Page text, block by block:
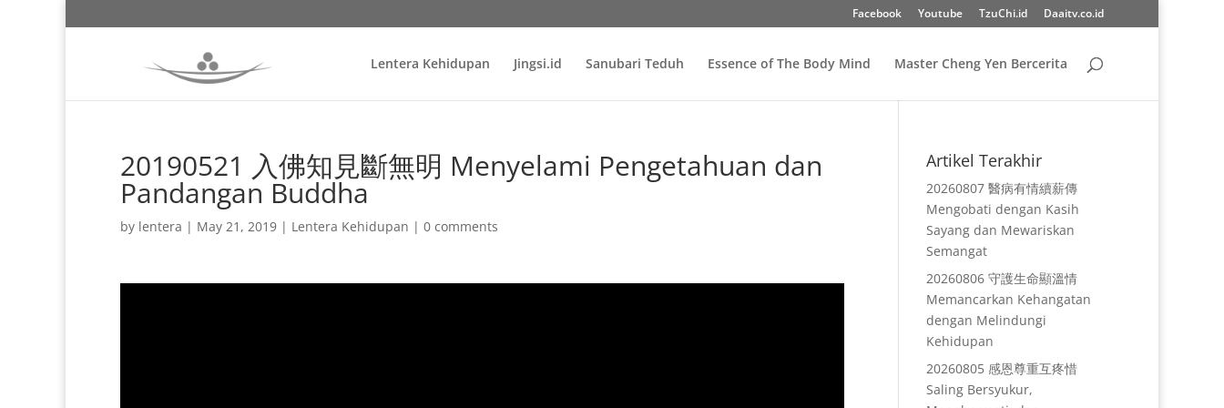
Facebook Youtube TzuChi.id Daaitv.co.id
Lentera Kehidupan Jingsi.id Sanubari Teduh Essence of The Body Mind Master Cheng Yen Bercerita
20190521 入佛知見斷無明 Menyelami Pengetahuan dan
Pandangan Buddha
by lentera | May 21, 2019 | Lentera Kehidupan | 0 comments
Artikel Terakhir
20260807 醫病有情續薪傳
Mengobati dengan Kasih
Sayang dan Mewariskan
Semangat
20260806 守護生命顯溫情
Memancarkan Kehangatan
dengan Melindungi
Kehidupan
20260805 感恩尊重互疼惜
Saling Bersyukur,